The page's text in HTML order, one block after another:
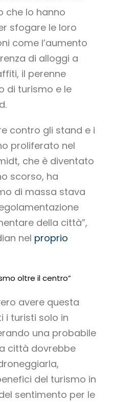
che lo hanno
sfogare le loro
come l’aumento
di alloggi a
il perenne
di turismo e le
contro gli stand e i
proliferato nel
che è diventato
scorso, ha
di massa stava
della città”,
nel proprio
oltre il centro”
avere questa
i turisti solo in
una probabile
città dovrebbe
del turismo in
sentimento per le